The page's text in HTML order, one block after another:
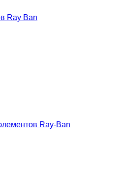
Ray Ban
Ray-Ban